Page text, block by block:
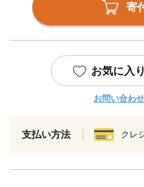
寄
お気に入
お問い合わ
支払い方法 クレ